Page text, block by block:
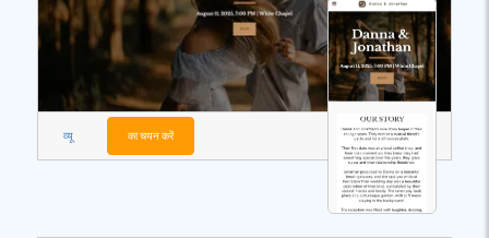
व्यू का चयन करें